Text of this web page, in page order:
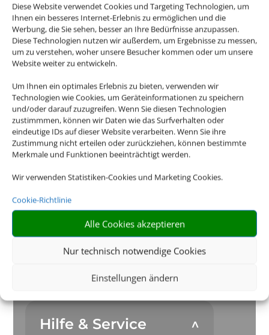
Diese Website verwendet Cookies und Targeting Technologien, um
Ihnen ein besseres Internet-Erlebnis zu ermöglichen und die
Werbung, die Sie sehen, besser an Ihre Bedürfnisse anzupassen.
Diese Technologien nutzen wir außerdem, um Ergebnisse zu messen,
um zu verstehen, woher unsere Besucher kommen oder um unsere
Website weiter zu entwickeln.
Um Ihnen ein optimales Erlebnis zu bieten, verwenden wir
Technologien wie Cookies, um Geräteinformationen zu speichern
und/oder darauf zuzugreifen. Wenn Sie diesen Technologien
zustimmmen, können wir Daten wie das Surfverhalten oder
eindeutige IDs auf dieser Website verarbeiten. Wenn Sie ihre
Zustimmung nicht erteilen oder zurückziehen, können bestimmte
Merkmale und Funktionen beeinträchtigt werden.
Wir verwenden Statistiken-Cookies und Marketing Cookies.
Cookie-Richtlinie
Alle Cookies akzeptieren
Nur technisch notwendige Cookies
Einstellungen ändern
Kontakt
Hilfe & Service